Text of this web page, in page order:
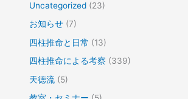
Uncategorized (23)
お知らせ (7)
四柱推命と日常 (13)
四柱推命による考察 (339)
天徳流 (5)